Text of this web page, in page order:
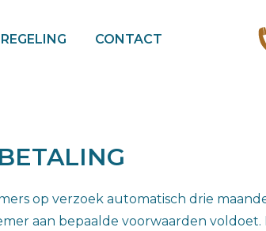
CONTACT
op verzoek automatisch drie
aan bepaalde voorwaarden